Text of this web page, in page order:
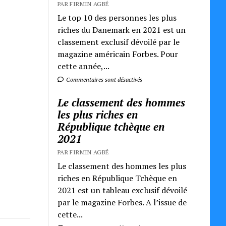
PAR FIRMIN AGBÉ
Le top 10 des personnes les plus
riches du Danemark en 2021 est un
classement exclusif dévoilé par le
magazine américain Forbes. Pour
cette année,...
Commentaires sont désactivés
Le classement des hommes
les plus riches en
République tchèque en
2021
PAR FIRMIN AGBÉ
Le classement des hommes les plus
riches en République Tchèque en
2021 est un tableau exclusif dévoilé
par le magazine Forbes. A l’issue de
cette...